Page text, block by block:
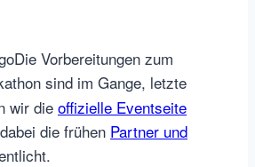
Die Vorbereitungen zum
sind im Gange, letzte
wir dieoffizielle Eventseite
die frühen Partner und